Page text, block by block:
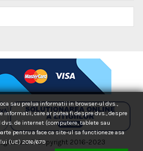
© Copyright 2016-2023
sau prelua informatii in browser-ul dvs.,
informatii, care ar putea fi despre dvs., despre
de internet (computere, tablete sau
pentru a face ca site-ul sa functioneze asa
(UE) 2016/679